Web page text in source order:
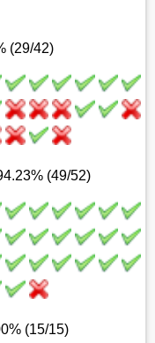
(29/42)
(49/52)
(15/15)